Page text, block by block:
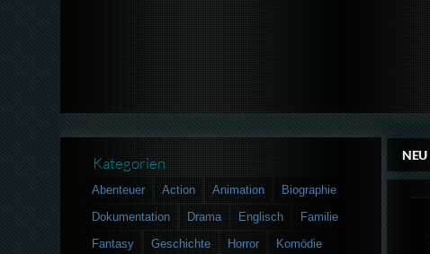
NEU
Kategorien
Abenteuer Action Animation
Biographie
Dokumentation
Drama Englisch
Familie
Fantasy
Geschichte Horror
Komödie